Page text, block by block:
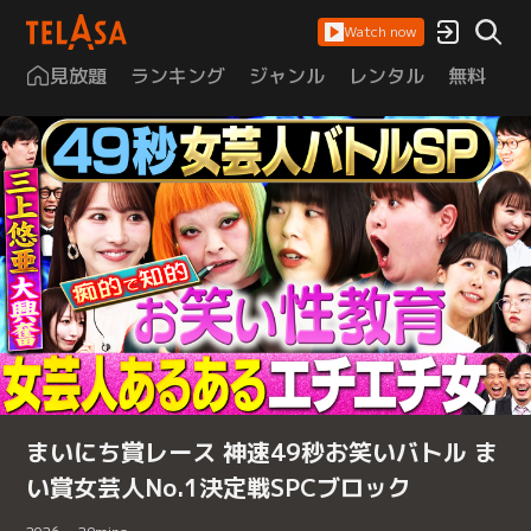
Watch now
見放題 ランキング ジャンル レンタル 無料
まいにち賞レース 神速49秒お笑いバトル ま
い賞女芸人No.1決定戦SPCブロック